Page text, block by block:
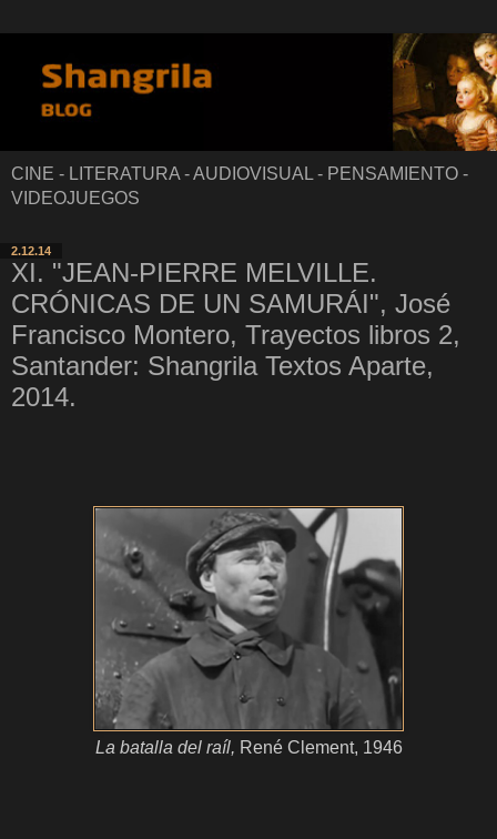
CINE - LITERATURA - AUDIOVISUAL - PENSAMIENTO -
VIDEOJUEGOS
2.12.14
XI. "JEAN-PIERRE MELVILLE.
CRÓNICAS DE UN SAMURÁI", José
Francisco Montero, Trayectos libros 2,
Santander: Shangrila Textos Aparte,
2014.
La batalla del raíl, René Clement, 1946